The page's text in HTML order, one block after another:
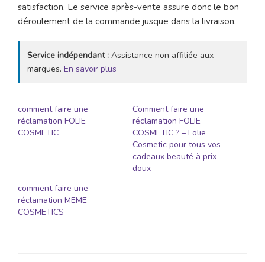
satisfaction. Le service après-vente assure donc le bon
déroulement de la commande jusque dans la livraison.
Service indépendant : Assistance non affiliée aux
marques. En savoir plus
comment faire une
réclamation FOLIE
COSMETIC
Comment faire une
réclamation FOLIE
COSMETIC ? – Folie
Cosmetic pour tous vos
cadeaux beauté à prix
doux
comment faire une
réclamation MEME
COSMETICS